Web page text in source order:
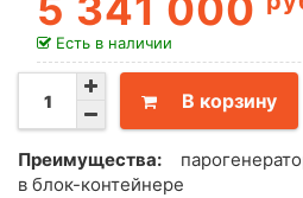
Есть в наличии
В корзину
Преимущества:
в блок-контейнере